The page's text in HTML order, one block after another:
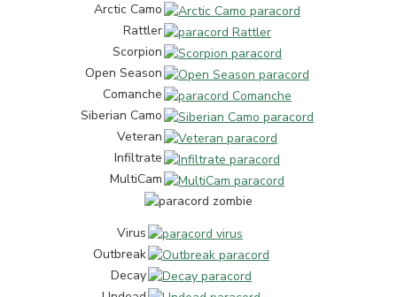
Arctic Camo
Rattler
Scorpion
Open Season
Comanche
Siberian Camo
Veteran
Infiltrate
MultiCam
Virus
Outbreak
Decay